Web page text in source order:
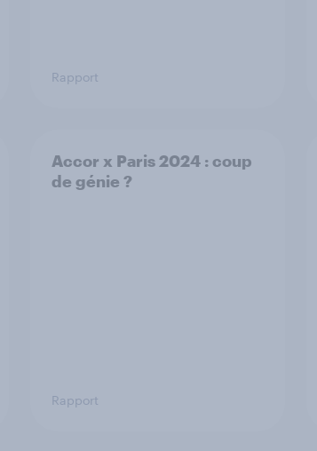
Rapport
Accor x Paris 2024 : coup
de génie ?
Rapport